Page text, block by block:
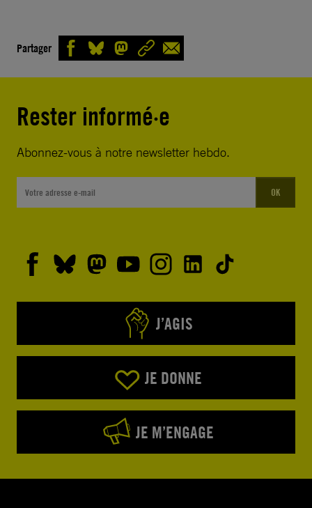
Partager
Rester informé·e
Abonnez-vous à notre newsletter hebdo.
OK
J’AGIS
JE DONNE
JE M’ENGAGE